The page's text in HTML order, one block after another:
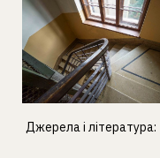
Джерела і література: